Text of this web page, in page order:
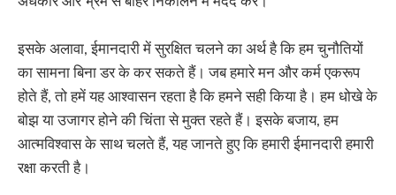
इसके अलावा, ईमानदारी में सुरक्षित चलने का अर्थ है कि हम चुनौतियों
का सामना बिना डर के कर सकते हैं। जब हमारे मन और कर्म एकरूप
होते हैं, तो हमें यह आश्वासन रहता है कि हमने सही किया है। हम धोखे के
बोझ या उजागर होने की चिंता से मुक्त रहते हैं। इसके बजाय, हम
आत्मविश्वास के साथ चलते हैं, यह जानते हुए कि हमारी ईमानदारी हमारी
रक्षा करती है।